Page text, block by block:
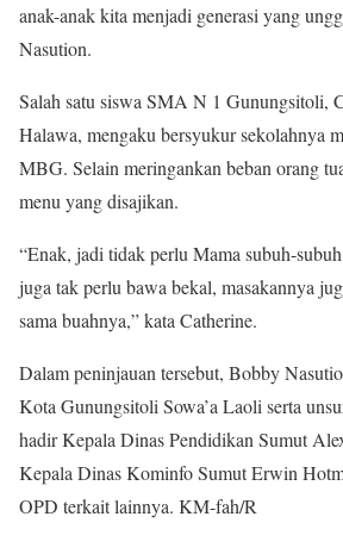
anak-anak kita menjadi generasi yang
Nasution.
Salah satu siswa SMA N 1 Gunungsitoli,
Halawa, mengaku bersyukur sekolahnya
MBG. Selain meringankan beban orang
menu yang disajikan.
“Enak, jadi tidak perlu Mama subuh-
juga tak perlu bawa bekal, masakannya
sama buahnya,” kata Catherine.
Dalam peninjauan tersebut, Bobby
Kota Gunungsitoli Sowa’a Laoli serta
hadir Kepala Dinas Pendidikan Sumut
Kepala Dinas Kominfo Sumut Erwin
OPD terkait lainnya. KM-fah/R